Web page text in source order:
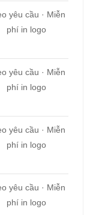
yêu cầu · Miễn
phí in logo
yêu cầu · Miễn
phí in logo
yêu cầu · Miễn
phí in logo
yêu cầu · Miễn
phí in logo